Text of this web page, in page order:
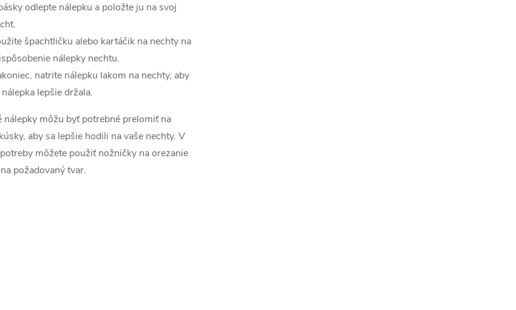
odlepte nálepku a položte ju na svoj
špachtličku alebo kartáčik na nechty na
nálepky nechtu.
natrite nálepku lakom na nechty, aby
nálepka lepšie držala.
nálepky môžu byť potrebné prelomiť na
aby sa lepšie hodili na vaše nechty. V
môžete použiť nožničky na orezanie
požadovaný tvar.